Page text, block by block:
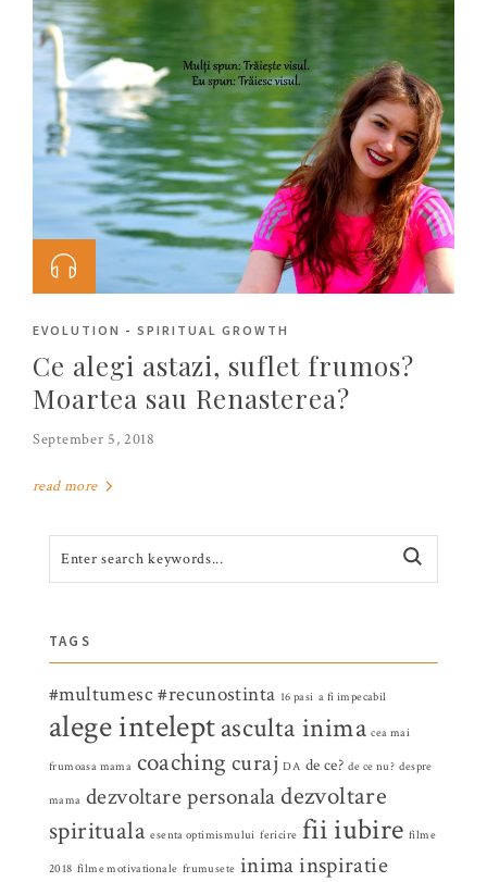
EVOLUTION - SPIRITUAL GROWTH
Ce alegi astazi, suflet frumos?
Moartea sau Renasterea?
September 5, 2018
read more
TAGS
#multumesc #recunostinta 16 pasi a fi impecabil
alege inteleptasculta inima cea mai
frumoasa mama coaching curaj DA de ce? de ce nu? despre
mama dezvoltare personala dezvoltare
spirituala esenta optimismului fericire fii iubire filme
2018 filme motivationale frumusete inimainspiratie